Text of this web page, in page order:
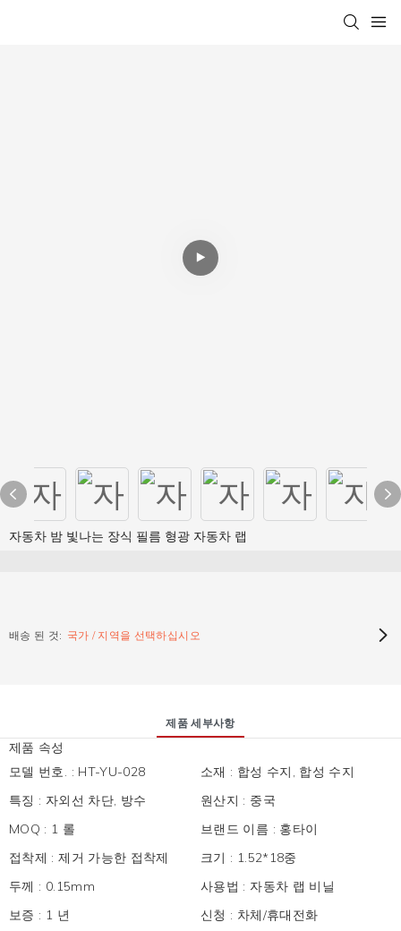
자동차 밤 빛나는 장식 필름 형광 자동차 랩
배송 된 것: 국가 / 지역을 선택하십시오
제품 세부사항
제품 속성
모델 번호. : HT-YU-028 소재 : 합성 수지, 합성 수지
특징 : 자외선 차단, 방수 원산지 : 중국
MOQ : 1 롤 브랜드 이름 : 홍타이
접착제 :제거 가능한 접착제 크기 : 1.52*18중
두께 : 0.15mm 사용법 : 자동차 랩 비닐
보증 : 1 년 신청 : 차체/휴대전화